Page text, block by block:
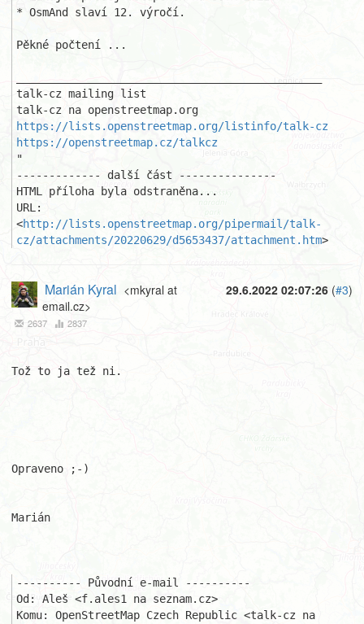
* OsmAnd slaví 12. výročí.
Pěkné počtení ...
talk-cz mailing list
https://lists.openstreetmap.org/listinfo/talk-cz
https://openstreetmap.cz/talkcz
"
------------- další část ---------------
HTML příloha byla odstraněna...
URL:
<http://lists.openstreetmap.org/pipermail/talk-
cz/attachments/20220629/d5653437/attachment.htm>
29.6.2022 02:07:26 (#3)
Marián Kyral <mkyral at
email.cz>
2637 2837
Tož to ja tež ni.
Opraveno ;-)
Marián
---------- Původní e-mail ----------
Od: Aleš <f.ales1 na seznam.cz>
Komu: OpenStreetMap Czech Republic <talk-cz na